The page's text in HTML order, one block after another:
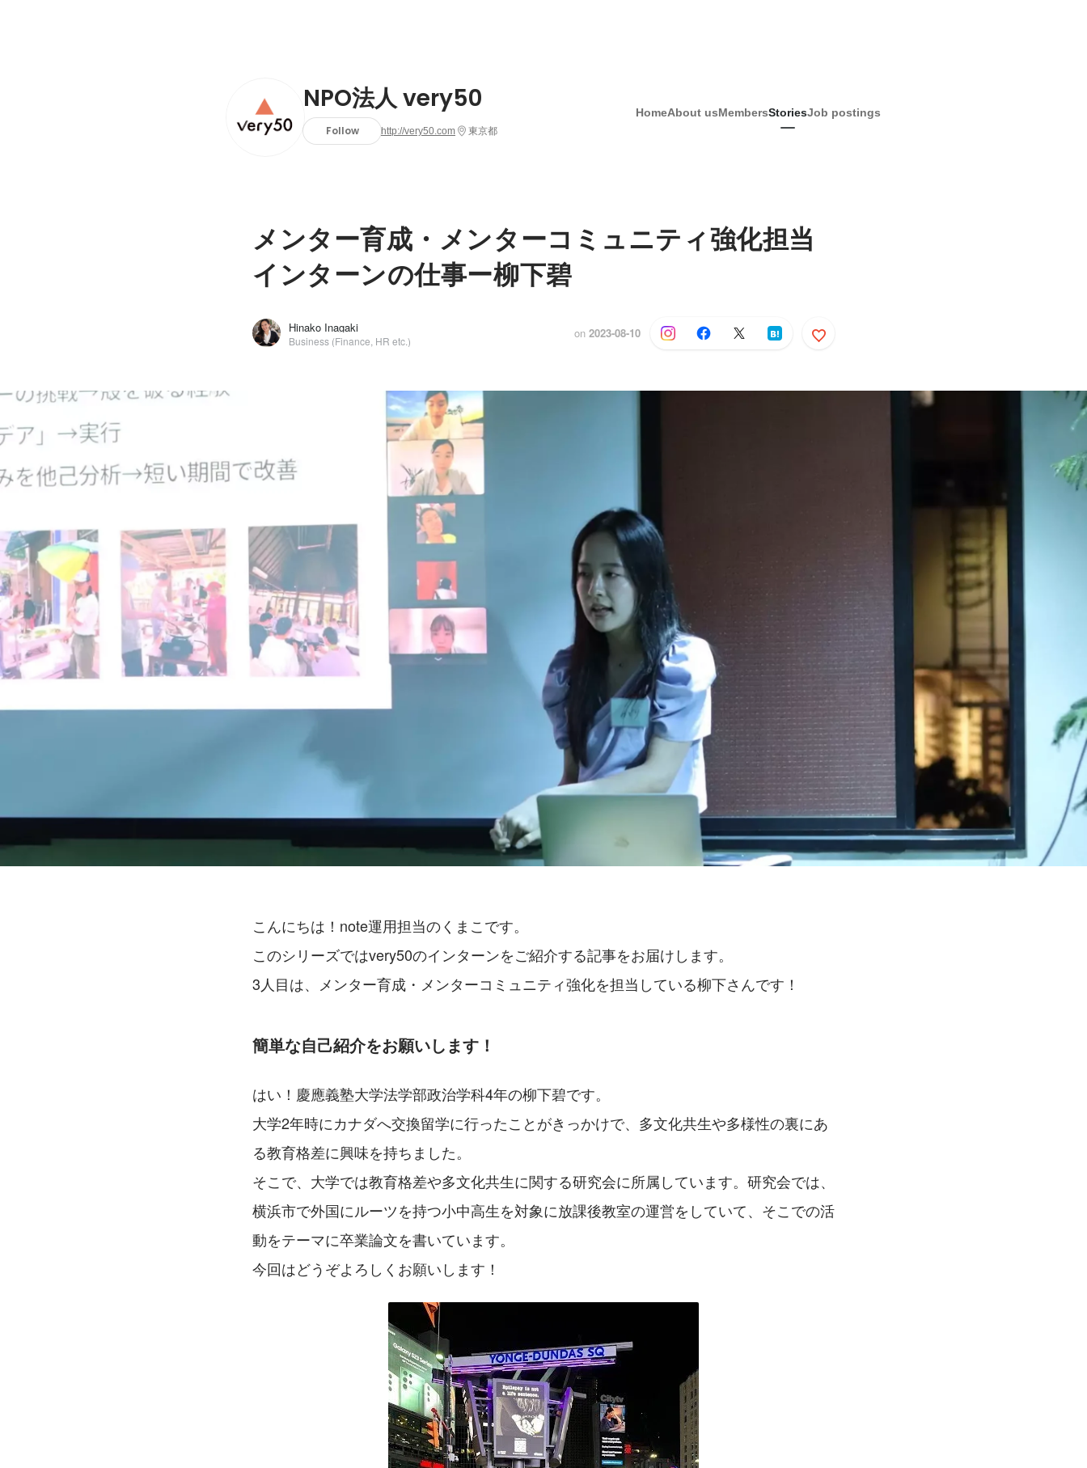
NPO法人 very50
Follow http://very50.com 東京都
HomeAbout usMembersStoriesJob postings
メンター育成・メンターコミュニティ強化担当
インターンの仕事ー柳下碧
Hinako Inagaki
Business (Finance, HR etc.)
on 2023-08-10
こんにちは！note運用担当のくまこです。
このシリーズではvery50のインターンをご紹介する記事をお届けします。
3人目は、メンター育成・メンターコミュニティ強化を担当している柳下さんです！
簡単な自己紹介をお願いします！
はい！慶應義塾大学法学部政治学科4年の柳下碧です。
大学2年時にカナダへ交換留学に行ったことがきっかけで、多文化共生や多様性の裏にあ
る教育格差に興味を持ちました。
そこで、大学では教育格差や多文化共生に関する研究会に所属しています。研究会では、
横浜市で外国にルーツを持つ小中高生を対象に放課後教室の運営をしていて、そこでの活
動をテーマに卒業論文を書いています。
今回はどうぞよろしくお願いします！
Hinako Inagaki
NPO法人 very50 / Business (Finance, HR etc.)